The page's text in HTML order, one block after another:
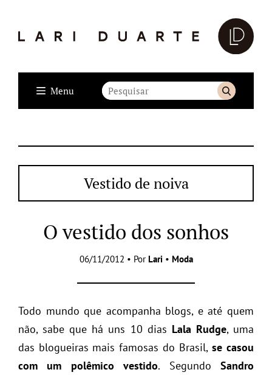
Menu
Vestido de noiva
O vestido dos sonhos
06/11/2012 • Por Lari • Moda
Todo mundo que acompanha blogs, e até quem
não, sabe que há uns 10 dias Lala Rudge, uma
das blogueiras mais famosas do Brasil,se casou
com um polêmico vestido. SegundoSandro